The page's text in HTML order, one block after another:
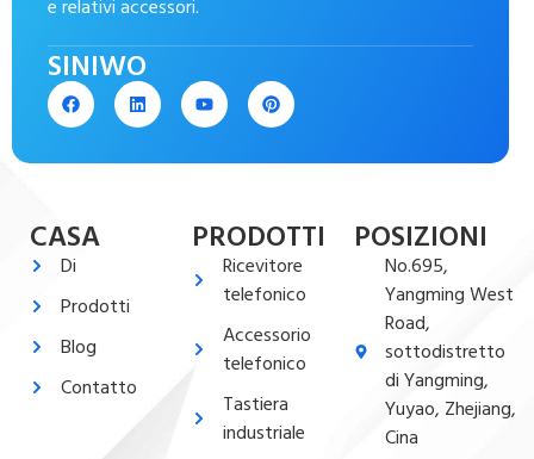
e relativi accessori.
SINIWO
CASA
Di
Prodotti
Blog
Contatto
PRODOTTI
Ricevitore
telefonico
Accessorio
telefonico
Tastiera
industriale
POSIZIONI
No.695,
Yangming West
Road,
sottodistretto
di Yangming,
Yuyao, Zhejiang,
Cina